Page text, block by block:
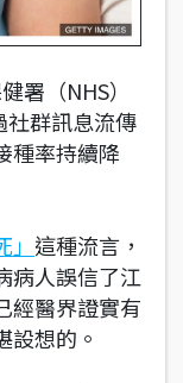
署（NHS）
社群訊息流傳
種率持續降
這種流言，
病人誤信了江
經醫界證實有
設想的。